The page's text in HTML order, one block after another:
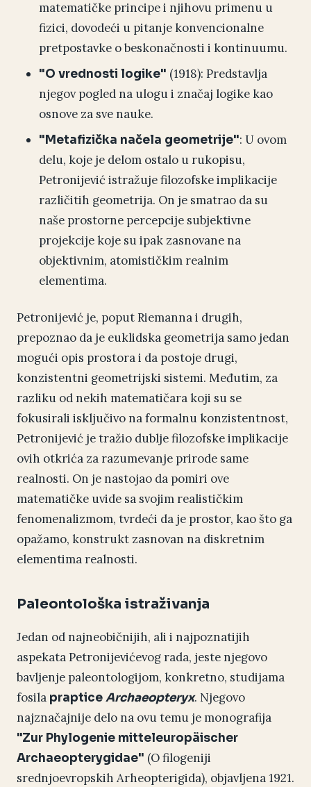
matematičke principe i njihovu primenu u
fizici, dovodeći u pitanje konvencionalne
pretpostavke o beskonačnosti i kontinuumu.
"O vrednosti logike" (1918): Predstavlja
njegov pogled na ulogu i značaj logike kao
osnove za sve nauke.
"Metafizička načela geometrije": U ovom
delu, koje je delom ostalo u rukopisu,
Petronijević istražuje filozofske implikacije
različitih geometrija. On je smatrao da su
naše prostorne percepcije subjektivne
projekcije koje su ipak zasnovane na
objektivnim, atomističkim realnim
elementima.
Petronijević je, poput Riemanna i drugih,
prepoznao da je euklidska geometrija samo jedan
mogući opis prostora i da postoje drugi,
konzistentni geometrijski sistemi. Međutim, za
razliku od nekih matematičara koji su se
fokusirali isključivo na formalnu konzistentnost,
Petronijević je tražio dublje filozofske implikacije
ovih otkrića za razumevanje prirode same
realnosti. On je nastojao da pomiri ove
matematičke uvide sa svojim realističkim
fenomenalizmom, tvrdeći da je prostor, kao što ga
opažamo, konstrukt zasnovan na diskretnim
elementima realnosti.
Paleontološka istraživanja
Jedan od najneobičnijih, ali i najpoznatijih
aspekata Petronijevićevog rada, jeste njegovo
bavljenje paleontologijom, konkretno, studijama
fosila prapticeArchaeopteryx. Njegovo
najznačajnije delo na ovu temu je monografija
"Zur Phylogenie mitteleuropäischer
Archaeopterygidae" (O filogeniji
srednjoevropskih Arheopterigida), objavljena 1921.